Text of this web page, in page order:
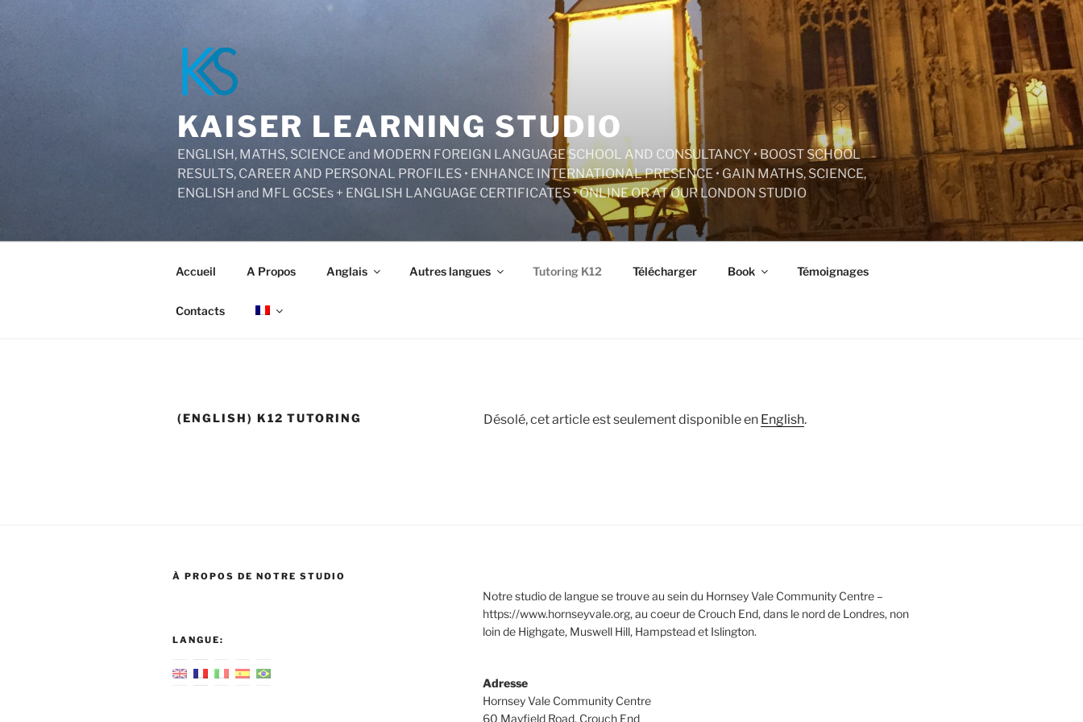
au
KAISER LEARNING STUDIO
ENGLISH, MATHS, SCIENCE and MODERN FOREIGN LANGUAGE SCHOOL AND CONSULTANCY • BOOST SCHOOL
RESULTS, CAREER AND PERSONAL PROFILES • ENHANCE INTERNATIONAL PRESENCE • GAIN MATHS, SCIENCE,
ENGLISH and MFL GCSEs + ENGLISH LANGUAGE CERTIFICATES • ONLINE OR AT OUR LONDON STUDIO
Accueil A Propos Anglais Autres langues Tutoring K12 Télécharger Book Témoignages
Contacts
(ENGLISH) K12 TUTORING Désolé, cet article est seulement disponible en English.
À PROPOS DE NOTRE STUDIO
LANGUE:
Notre studio de langue se trouve au sein du Hornsey Vale Community Centre –
https://www.hornseyvale.org, au coeur de Crouch End, dans le nord de Londres, non
loin de Highgate, Muswell Hill, Hampstead et Islington.
Adresse
Hornsey Vale Community Centre
60 Mayfield Road, Crouch End